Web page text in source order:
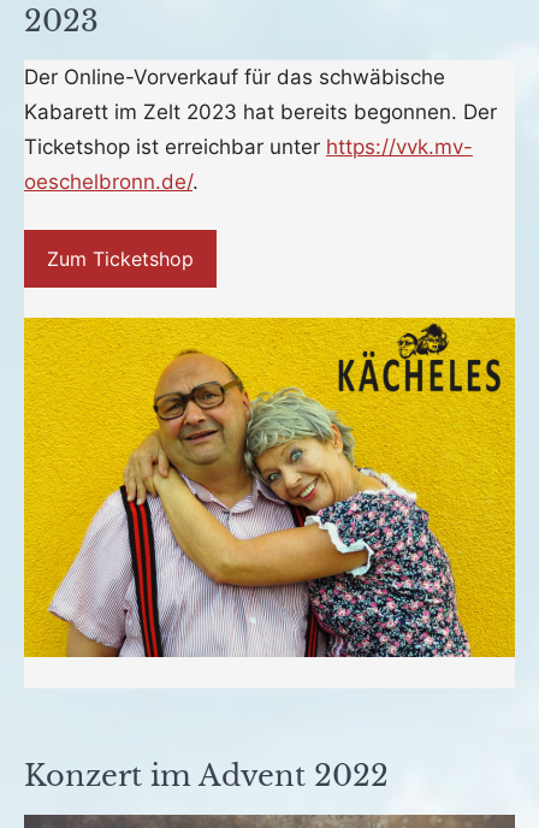
2023
Veröffentlicht
am
3.
Dezember
2022
von
fho
in
Archiv
Der Online-Vorverkauf für das schwäbische
Kabarett im Zelt 2023 hat bereits begonnen. Der
Ticketshop ist erreichbar unter https://vvk.mv-
oeschelbronn.de/.
Zum Ticketshop
Konzert im Advent 2022
Veröffentlicht
von
in